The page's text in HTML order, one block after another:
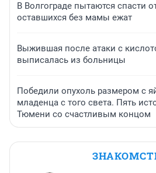
В Волгограде пытаются спасти
оставшихся без мамы ежат
Выжившая после атаки с
выписалась из больницы
Победили опухоль размером с
младенца с того света. Пять
Тюмени со счастливым концом